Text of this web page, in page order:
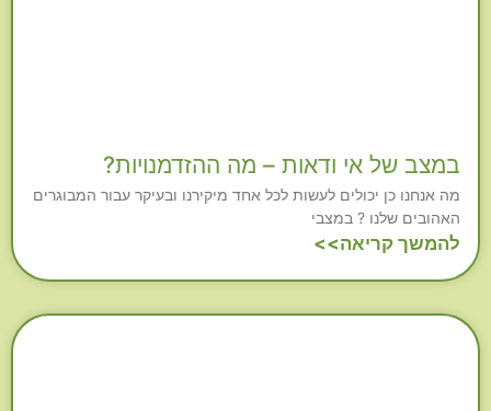
במצב של אי ודאות – מה ההזדמנויות?
מה אנחנו כן יכולים לעשות לכל אחד מיקירנו ובעיקר עבור המבוגרים
האהובים שלנו ? במצבי
להמשך קריאה>>